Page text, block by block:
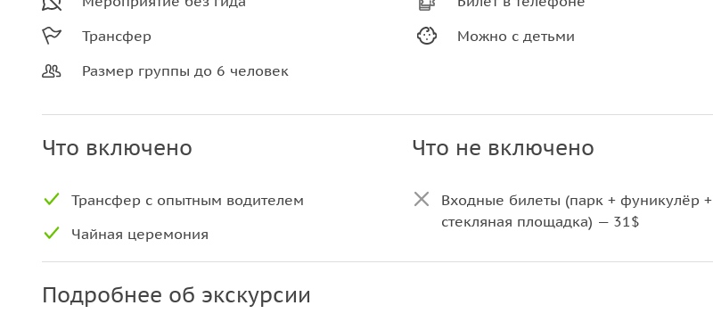
Трансфер
Размер группы до 6 человек
Можно с детьми
Что включено
Трансфер с опытным водителем
Чайная церемония
Что не включено
Входные билеты (парк + фуникулёр +
стекляная площадка) — 31$
Подробнее об экскурсии